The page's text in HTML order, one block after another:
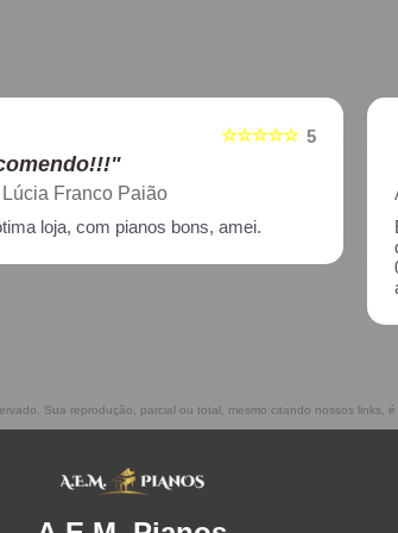
5
☆☆☆☆☆
atendimento!! Enviei um piano para
incluindo o transporte. Muito
Sua reprodução, parcial ou total, mesmo citando nossos links,